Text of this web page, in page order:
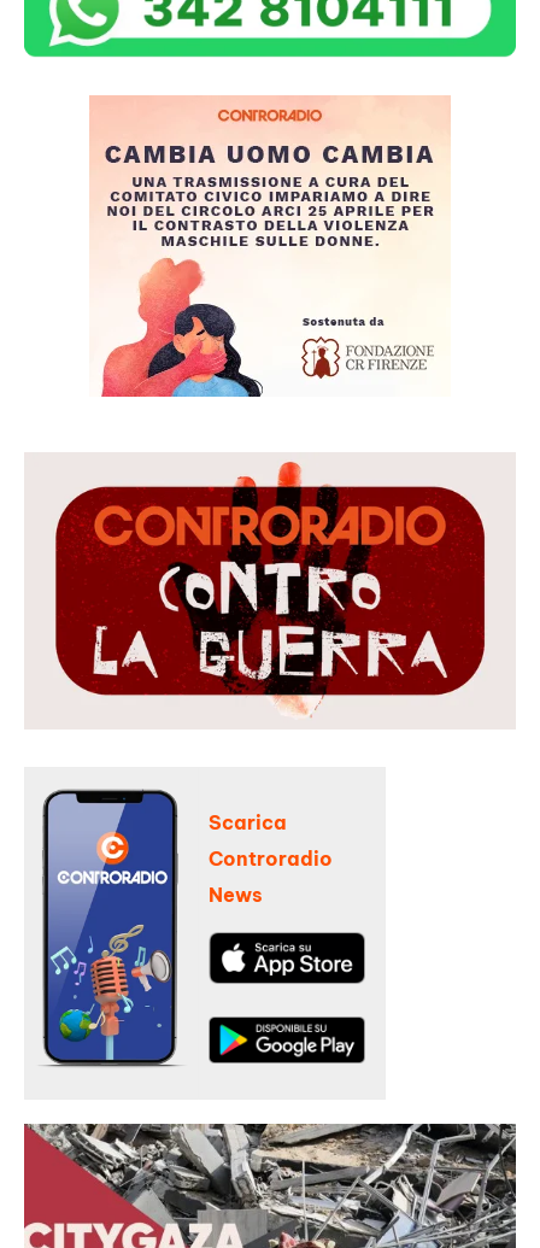
Scarica
Controradio
News